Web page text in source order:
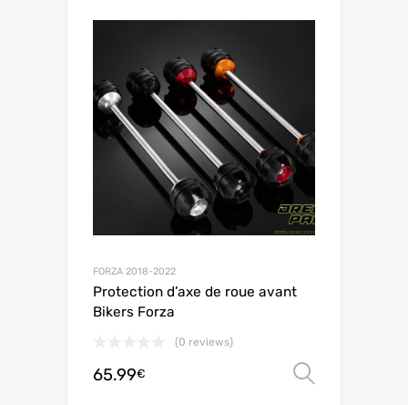
FORZA 2018-2022
Protection d’axe de roue avant
Bikers Forza
(0 reviews)
65.99€